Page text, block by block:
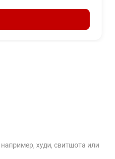
худи, свитшота или